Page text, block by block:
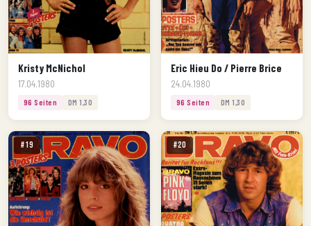
Kristy McNichol
17.04.1980
96 Seiten DM 1,30
Eric Hieu Do / Pierre Brice
24.04.1980
96 Seiten DM 1,30
#19 #20